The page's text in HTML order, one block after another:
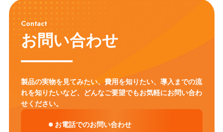
Contact
お問い合わせ
製品の実物を見てみたい、費用を知りたい、導入までの流
れを知りたいなど、
どんなご要望でもお気軽にお問い合わ
せください。
お電話でのお問い合わせ